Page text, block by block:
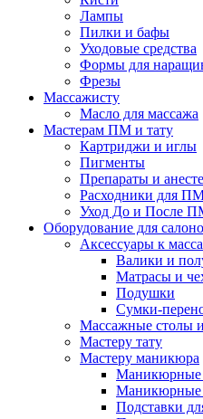
Лампы
Пилки и бафы
Уходовые средства
Формы для
Фрезы
Массажисту
Масло для массажа
Мастерам ПМ и тату
Картриджи и иглы
Пигменты
Препараты и
Расходники для
Уход До и После
Оборудование для
Аксессуары к
Валики и
Матрасы и
Подушки
Сумки-
Массажные столы
Мастеру тату
Мастеру маникюра
Маникюрные
Маникюрные
Подставки